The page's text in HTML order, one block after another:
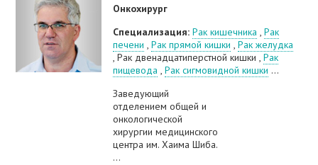
Онкохирург
Специализация:Рак кишечника ,Рак
печени ,Рак прямой кишки ,Рак желудка
, Рак двенадцатиперстной кишки ,Рак
пищевода ,Рак сигмовидной кишки ...
Заведующий
отделением общей и
онкологической
хирургии медицинского
центра им. Хаима Шиба.
...